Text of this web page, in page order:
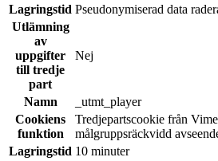
Lagringstid Pseudonymiserad data
Utlämning
av
uppgifter
till tredje
part
Nej
Namn
_utmt_player
Cookiens
funktion
Tredjepartscookie från
målgruppsräckvidd
Lagringstid 10 minuter